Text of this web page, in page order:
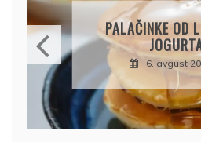
BRZI KOLAČ BEZ
PIŠKOTE,
ČOKOLADA U
6. avgust